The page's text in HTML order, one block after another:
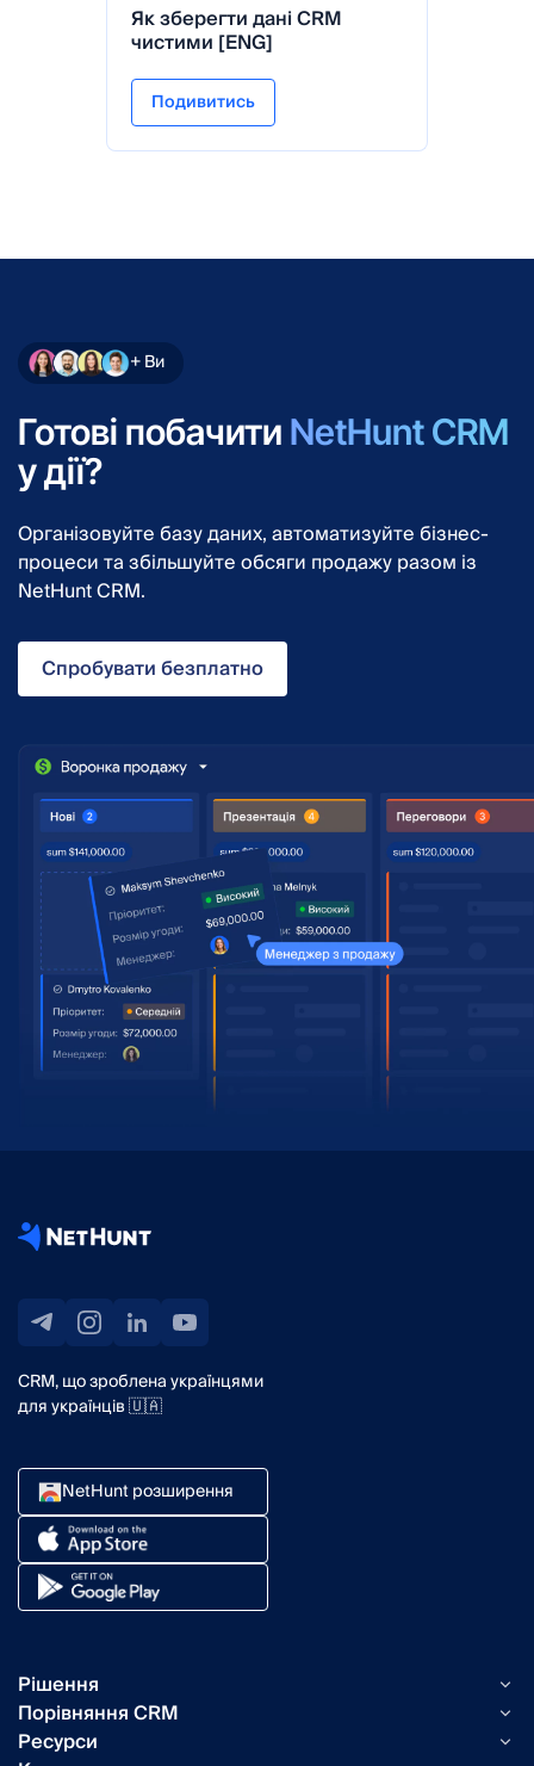
Як зберегти дані CRM
чистими [ENG]
Подивитись
+ Ви
Готові побачити NetHunt CRM
у дії?
Організовуйте базу даних, автоматизуйте бізнес-
процеси та збільшуйте обсяги продажу разом із
NetHunt CRM.
Спробувати безплатно
CRM, що зроблена українцями
для українців 🇺🇦
NetHunt розширення
Рішення
Можливості NetHunt
Email-кампанії
Порівняння CRM
Таск-менеджер vs NetHunt
Ресурси